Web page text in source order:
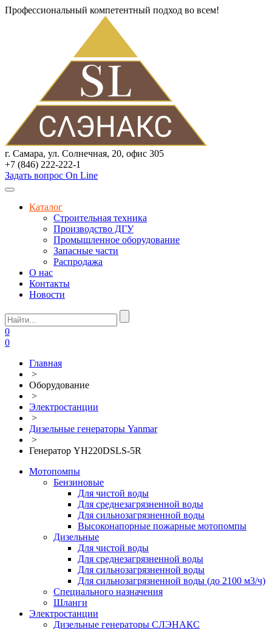
Профессиональный компетентный подход во всем!
г. Самара, ул. Солнечная, 20, офис 305
+7 (846) 222-222-1
Задать вопрос On Line
Каталог
Строительная техника
Производство ДГУ
Промышленное оборудование
Запасные части
Распродажа
О нас
Контакты
Новости
0
0
Главная
>
Оборудование
>
Электростанции
>
Дизельные генераторы Yanmar
>
Генератор YH220DSLS-5R
Мотопомпы
Бензиновые
Для чистой воды
Для среднезагрязненной воды
Для сильнозагрязненной воды
Высоконапорные пожарные мотопомпы
Дизельные
Для чистой воды
Для среднезагрязненной воды
Для сильнозагрязненной воды
Для сильнозагрязненной воды (до 2100 м3/ч)
Специального назначения
Шланги
Электростанции
Дизельные генераторы СЛЭНАКС